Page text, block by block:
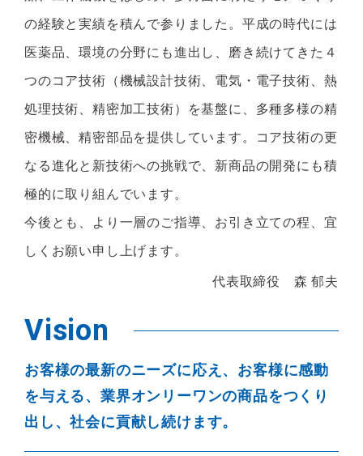
の経験と実績を積んで参りました。平成の時代には
医薬品、環境の分野にも進出し、磨き続けてきた４
つのコア技術（機械設計技術、電気・電⼦技術、熱
処理技術、精密加⼯技術）を基盤に、多種多様の精
密機械、精密部品を提供しています。コア技術の更
なる進化と新技術への挑戦で、新商品の開発にも積
極的に取り組んでいます。
今後とも、より⼀層のご指導、お引き⽴ての程、宜
しくお願い申し上げます。
代表取締役 森 郁夫
Vision
お客様の最新のニーズに応え、お客様に感動
を与える、業界オンリーワンの商品をつくり
出し、社会に貢献し続けます。